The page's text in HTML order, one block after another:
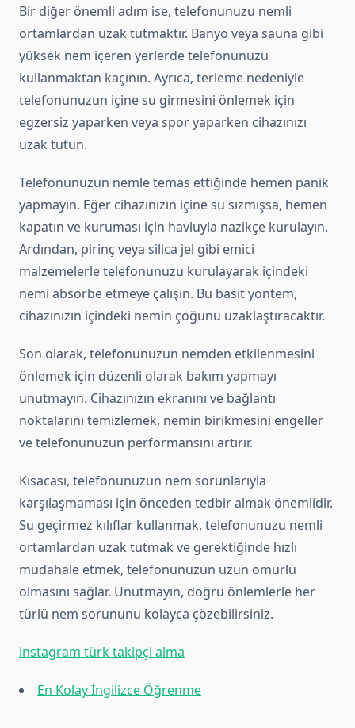
Bir diğer önemli adım ise, telefonunuzu nemli
ortamlardan uzak tutmaktır. Banyo veya sauna gibi
yüksek nem içeren yerlerde telefonunuzu
kullanmaktan kaçının. Ayrıca, terleme nedeniyle
telefonunuzun içine su girmesini önlemek için
egzersiz yaparken veya spor yaparken cihazınızı
uzak tutun.
Telefonunuzun nemle temas ettiğinde hemen panik
yapmayın. Eğer cihazınızın içine su sızmışsa, hemen
kapatın ve kuruması için havluyla nazikçe kurulayın.
Ardından, pirinç veya silica jel gibi emici
malzemelerle telefonunuzu kurulayarak içindeki
nemi absorbe etmeye çalışın. Bu basit yöntem,
cihazınızın içindeki nemin çoğunu uzaklaştıracaktır.
Son olarak, telefonunuzun nemden etkilenmesini
önlemek için düzenli olarak bakım yapmayı
unutmayın. Cihazınızın ekranını ve bağlantı
noktalarını temizlemek, nemin birikmesini engeller
ve telefonunuzun performansını artırır.
Kısacası, telefonunuzun nem sorunlarıyla
karşılaşmaması için önceden tedbir almak önemlidir.
Su geçirmez kılıflar kullanmak, telefonunuzu nemli
ortamlardan uzak tutmak ve gerektiğinde hızlı
müdahale etmek, telefonunuzun uzun ömürlü
olmasını sağlar. Unutmayın, doğru önlemlerle her
türlü nem sorununu kolayca çözebilirsiniz.
instagram türk takipçi alma
En Kolay İngilizce Öğrenme